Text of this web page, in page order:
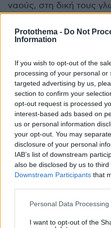
Protothema - Do Not
Information
If you wish to opt-out of the
processing of your personal
targeted advertising by us,
section to confirm your
opt-out request is processed
interest-based ads based on
us or personal information
your opt-out. You may
disclosure of your personal
IAB’s list of downstream
also be disclosed by us to
Downstream Participants that
Please note that this website/
not limited to your visit or
Personal Data
I want to opt-out of the
ναούς, στη δική τους
είναι χαρακτηριστικά
πιστεύει στο Θεό.
Εκτός από αυτό, αν
Σύνοδο από την άποψη
εκκλησιαστικής
άνοιξε τις πύλες που
Ορθόδοξους
την κοινή μας
Ναι, όντως, αυτή η
εκκλησιαστικό σχίσμα
θέλει να το
ευγνώμονες στο Θεό